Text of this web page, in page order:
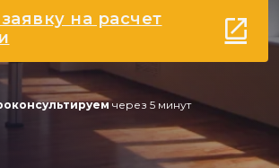
на расчет
через 5 минут